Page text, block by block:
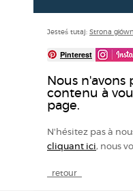
Jesteś tutaj: Strona
Pinterest
Nous n'avons
contenu à
page.
N'hésitez pas à
cliquant ici, nous
_retour_